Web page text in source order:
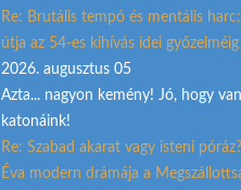
Re: Brutális tempó és mentális
útja az 54-es kihívás idei
2026. augusztus 05
Azta... nagyon kemény! Jó, hogy
katonáink!
Re: Szabad akarat vagy isteni
Éva modern drámája a